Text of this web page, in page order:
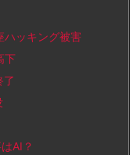
ッキング被害
下
AI？